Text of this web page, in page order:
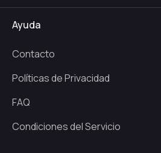
Ayuda
Contacto
Políticas de Privacidad
FAQ
Condiciones del Servicio